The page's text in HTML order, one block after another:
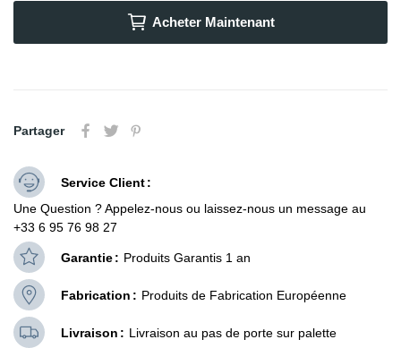
Acheter Maintenant
Partager
Service Client
Une Question ? Appelez-nous ou laissez-nous un message au
+33 6 95 76 98 27
Garantie Produits Garantis 1 an
Fabrication Produits de Fabrication Européenne
Livraison Livraison au pas de porte sur palette